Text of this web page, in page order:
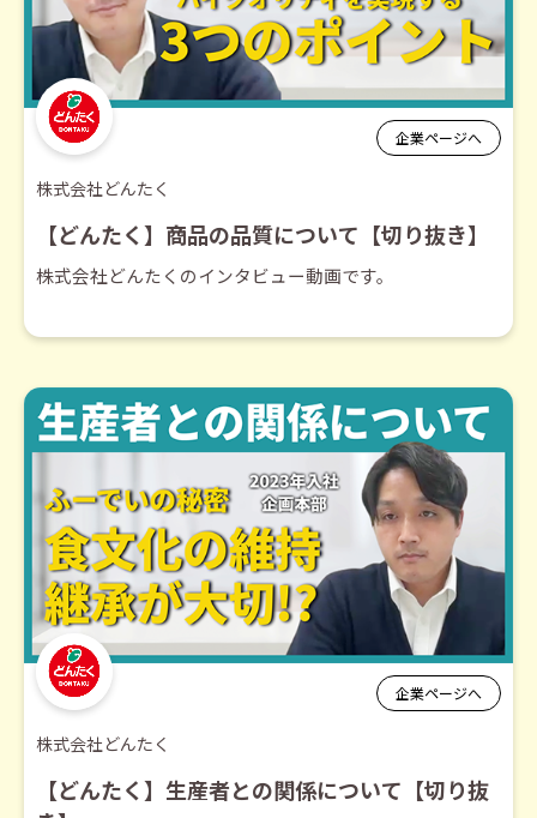
企業ページへ
株式会社どんたく
【どんたく】商品の品質について【切り抜き】
株式会社どんたくのインタビュー動画です。
企業ページへ
株式会社どんたく
【どんたく】生産者との関係について【切り抜